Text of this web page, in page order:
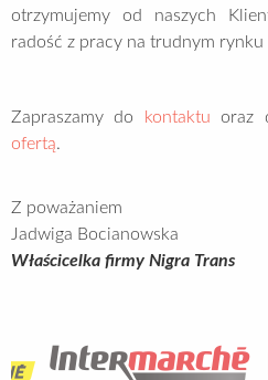
otrzymujemy od naszych
radość z pracy na trudnym
Zapraszamy do kontaktu oraz
ofertą.
Z poważaniem
Jadwiga Bocianowska
Właścicelka firmy Nigra Trans